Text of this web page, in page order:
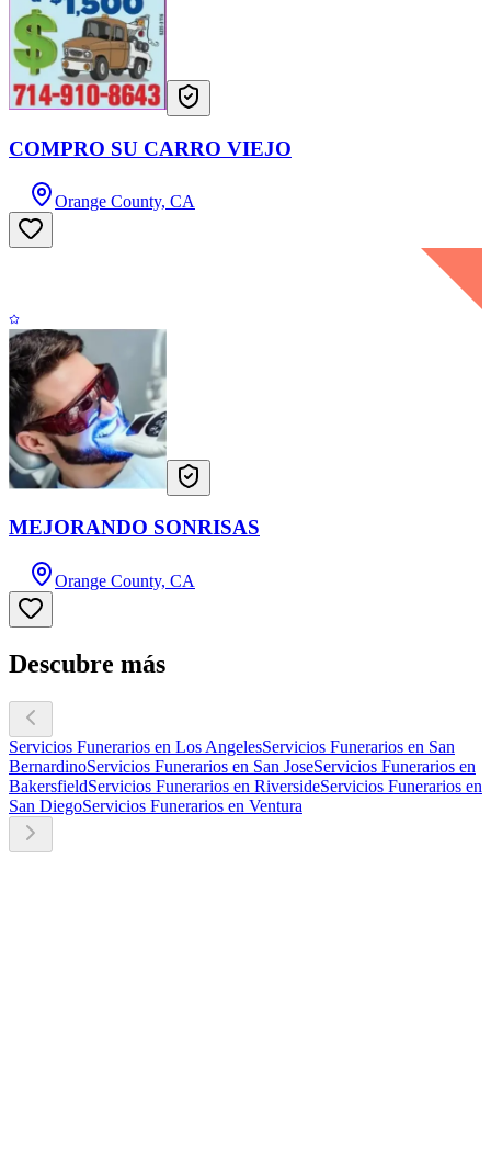
COMPRO SU CARRO VIEJO
Orange County, CA
MEJORANDO SONRISAS
Orange County, CA
Descubre más
Servicios Funerarios en Los AngelesServicios Funerarios en San
BernardinoServicios Funerarios en San JoseServicios Funerarios en
BakersfieldServicios Funerarios en RiversideServicios Funerarios en
San DiegoServicios Funerarios en Ventura